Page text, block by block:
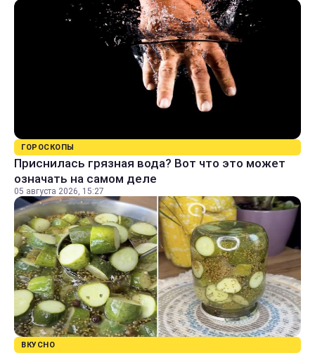
ГОРОСКОПЫ
Приснилась грязная вода? Вот что это может
означать на самом деле
05 августа 2026, 15:27
ВКУСНО